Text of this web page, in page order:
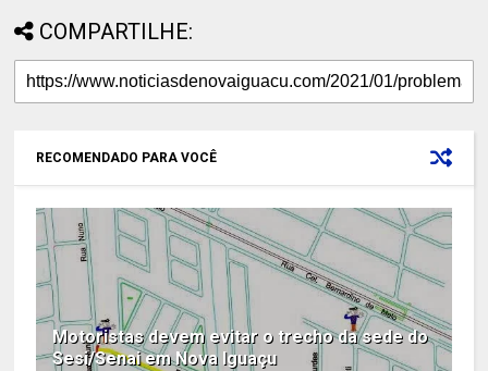
COMPARTILHE:
RECOMENDADO PARA VOCÊ
Motoristas devem evitar o trecho da sede do
Sesi/Senai em Nova Iguaçu